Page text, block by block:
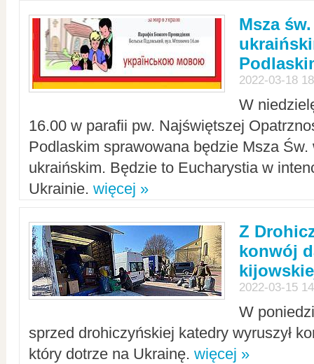
Msza
2022-03-18
W
16.00 w parafii pw. Najświętszej
Podlaskim sprawowana będzie Msza Św.
ukraińskim. Będzie to Eucharystia w
Ukrainie. więcej »
Z
konwój
2022-03-15
W
sprzed drohiczyńskiej katedry wyruszył
który dotrze na Ukrainę. więcej »